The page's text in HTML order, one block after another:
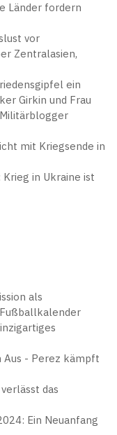
Länder fordern
vor
Zentralasien,
ein
Girkin und Frau
mit Kriegsende in
in Ukraine ist
als
Aus - Perez kämpft
das
Ein Neuanfang